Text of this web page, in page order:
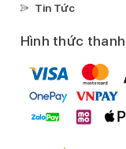
Ghi âm
Xem phim:
Nghe
Mạng di
Tin Tức
Hình thức